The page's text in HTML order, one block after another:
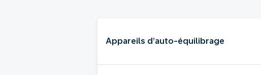
Appareils d’auto-équilibrage